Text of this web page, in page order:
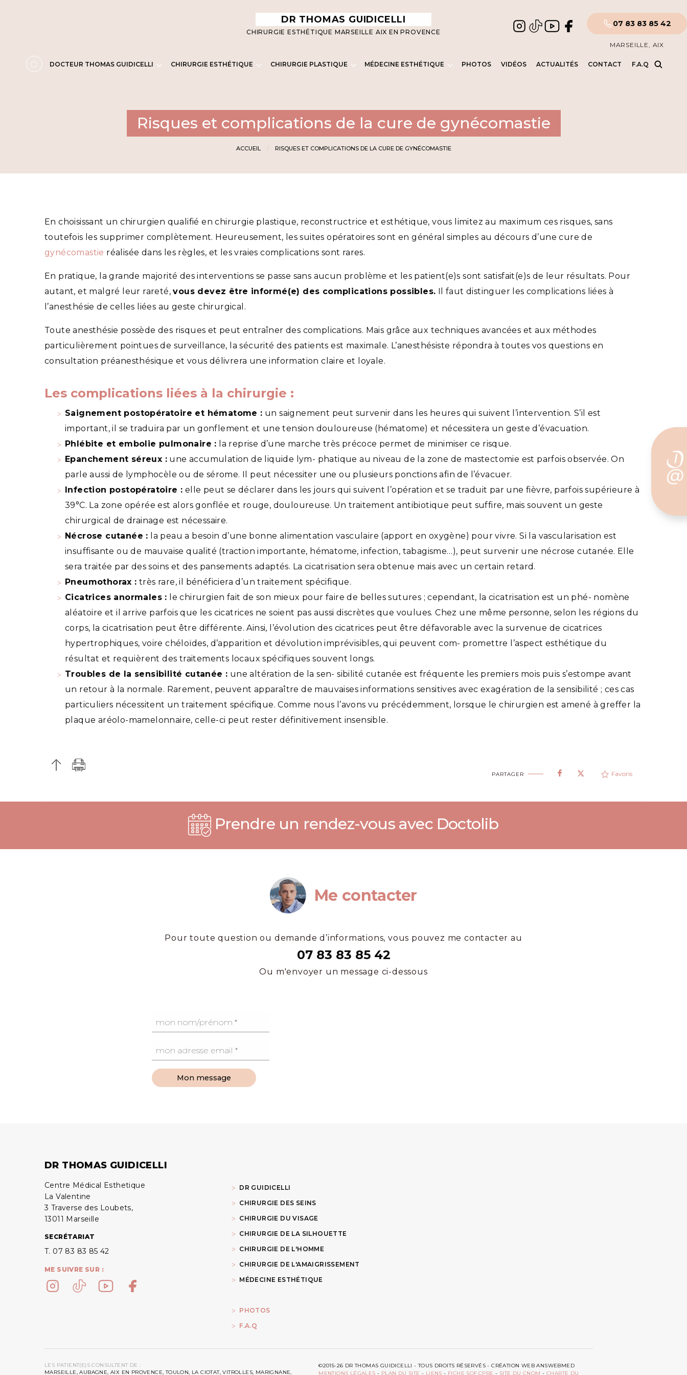
DR THOMAS GUIDICELLI
CHIRURGIE ESTHÉTIQUE MARSEILLE AIX EN PROVENCE
07 83 83 85 42
MARSEILLE, AIX
DOCTEUR THOMAS GUIDICELLI CHIRURGIE ESTHÉTIQUE CHIRURGIE PLASTIQUE MÉDECINE ESTHÉTIQUE PHOTOS VIDÉOS ACTUALITÉS CONTACT F.A.Q
Risques et complications de la cure de gynécomastie
ACCUEIL RISQUES ET COMPLICATIONS DE LA CURE DE GYNÉCOMASTIE
En choisissant un chirurgien qualifié en chirurgie plastique, reconstructrice et esthétique, vous limitez au maximum ces risques, sans
toutefois les supprimer complètement. Heureusement, les suites opératoires sont en général simples au décours d’une cure de
gynécomastie réalisée dans les règles, et les vraies complications sont rares.
En pratique, la grande majorité des interventions se passe sans aucun problème et les patient(e)s sont satisfait(e)s de leur résultats. Pour
autant, et malgré leur rareté,vous devez être informé(e) des complications possibles. Il faut distinguer les complications liées à
l’anesthésie de celles liées au geste chirurgical.
Toute anesthésie possède des risques et peut entraîner des complications. Mais grâce aux techniques avancées et aux méthodes
particulièrement pointues de surveillance, la sécurité des patients est maximale. L’anesthésiste répondra à toutes vos questions en
consultation préanesthésique et vous délivrera une information claire et loyale.
Les complications liées à la chirurgie :
Saignement postopératoire et hématome : un saignement peut survenir dans les heures qui suivent l’intervention. S’il est
important, il se traduira par un gonflement et une tension douloureuse (hématome) et nécessitera un geste d’évacuation.
Phlébite et embolie pulmonaire : la reprise d’une marche très précoce permet de minimiser ce risque.
Epanchement séreux : une accumulation de liquide lym- phatique au niveau de la zone de mastectomie est parfois observée. On
parle aussi de lymphocèle ou de sérome. Il peut nécessiter une ou plusieurs ponctions afin de l’évacuer.
Infection postopératoire : elle peut se déclarer dans les jours qui suivent l’opération et se traduit par une fièvre, parfois supérieure à
39°C. La zone opérée est alors gonflée et rouge, douloureuse. Un traitement antibiotique peut suffire, mais souvent un geste
chirurgical de drainage est nécessaire.
Nécrose cutanée : la peau a besoin d’une bonne alimentation vasculaire (apport en oxygène) pour vivre. Si la vascularisation est
insuffisante ou de mauvaise qualité (traction importante, hématome, infection, tabagisme…), peut survenir une nécrose cutanée. Elle
sera traitée par des soins et des pansements adaptés. La cicatrisation sera obtenue mais avec un certain retard.
Pneumothorax : très rare, il bénéficiera d’un traitement spécifique.
Cicatrices anormales : le chirurgien fait de son mieux pour faire de belles sutures ; cependant, la cicatrisation est un phé- nomène
aléatoire et il arrive parfois que les cicatrices ne soient pas aussi discrètes que voulues. Chez une même personne, selon les régions du
corps, la cicatrisation peut être différente. Ainsi, l’évolution des cicatrices peut être défavorable avec la survenue de cicatrices
hypertrophiques, voire chéloïdes, d’apparition et dévolution imprévisibles, qui peuvent com- promettre l’aspect esthétique du
résultat et requièrent des traitements locaux spécifiques souvent longs.
Troubles de la sensibilité cutanée : une altération de la sen- sibilité cutanée est fréquente les premiers mois puis s’estompe avant
un retour à la normale. Rarement, peuvent apparaître de mauvaises informations sensitives avec exagération de la sensibilité ; ces cas
particuliers nécessitent un traitement spécifique. Comme nous l’avons vu précédemment, lorsque le chirurgien est amené à greffer la
plaque aréolo-mamelonnaire, celle-ci peut rester définitivement insensible.
PARTAGER Favoris
Prendre un rendez-vous avec Doctolib
Me contacter
Pour toute question ou demande d’informations, vous pouvez me contacter au
07 83 83 85 42
Ou m'envoyer un message ci-dessous
Mon message
DR THOMAS GUIDICELLI
Centre Médical Esthetique
La Valentine
3 Traverse des Loubets,
13011 Marseille
SECRÉTARIAT
T. 07 83 83 85 42
ME SUIVRE SUR :
DR GUIDICELLI
CHIRURGIE DES SEINS
CHIRURGIE DU VISAGE
CHIRURGIE DE LA SILHOUETTE
CHIRURGIE DE L'HOMME
CHIRURGIE DE L'AMAIGRISSEMENT
MÉDECINE ESTHÉTIQUE
PHOTOS
F.A.Q
LES PATIENT(E)S CONSULTENT DE :
MARSEILLE, AUBAGNE, AIX EN PROVENCE, TOULON, LA CIOTAT, VITROLLES, MARIGNANE,
©2015-26 DR THOMAS GUIDICELLI - TOUS DROITS RÉSERVÉS - CRÉATION WEB ANSWEBMED
MENTIONS LÉGALES - PLAN DU SITE - LIENS - FICHE SOF.CPRE - SITE DU CNOM - CHARTE DU